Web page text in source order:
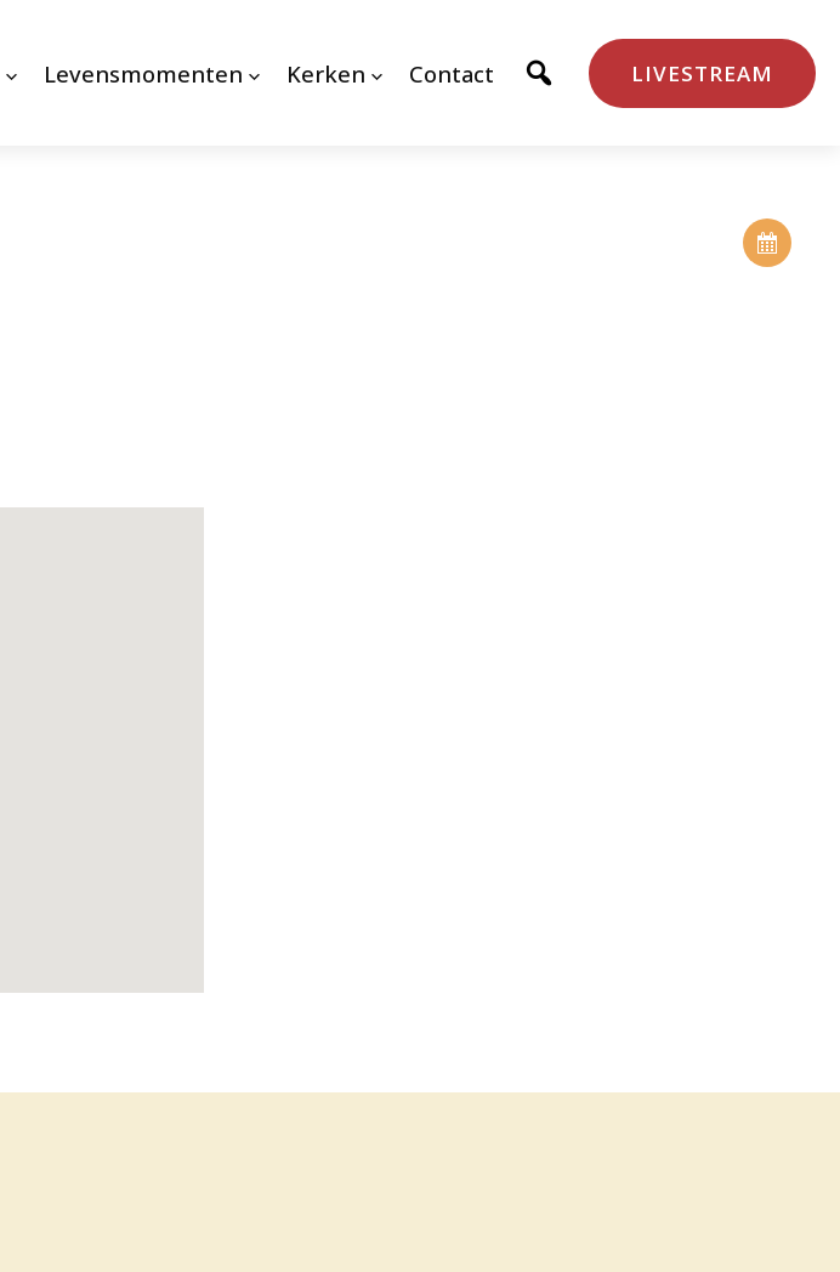
Levensmomenten Kerken Contact LIVESTREAM